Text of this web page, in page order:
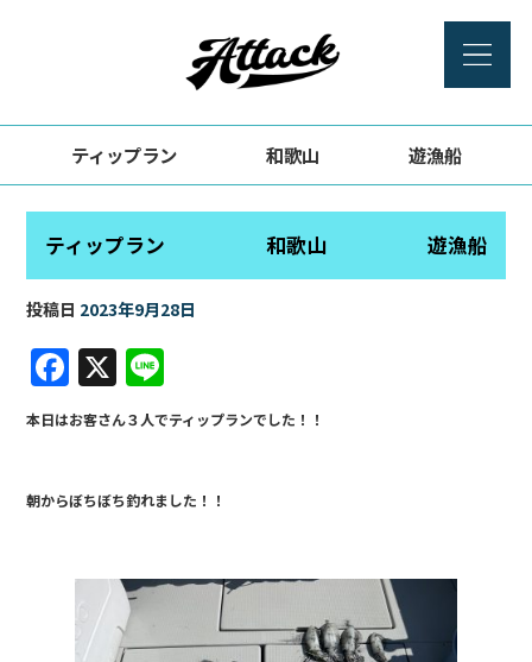
ティップラン 和歌山 遊漁船
ティップラン 和歌山 遊漁船
投稿日 2023年9月28日
F
a
c
e
b
o
k
X
n
e
本日はお客さん３人でティップランでした！！
朝からぼちぼち釣れました！！